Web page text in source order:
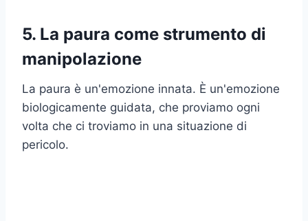
5. La paura come strumento di
manipolazione
La paura è un'emozione innata. È un'emozione
biologicamente guidata, che proviamo ogni
volta che ci troviamo in una situazione di
pericolo.